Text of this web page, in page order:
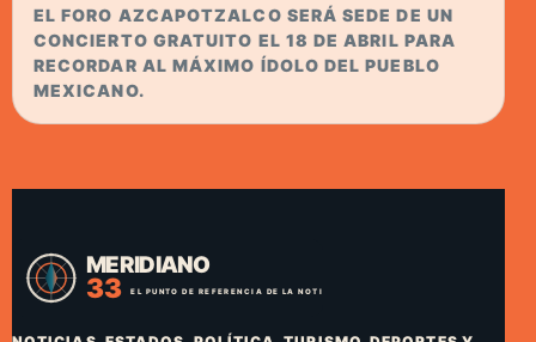
EL FORO AZCAPOTZALCO SERÁ SEDE DE UN
CONCIERTO GRATUITO EL 18 DE ABRIL PARA
RECORDAR AL MÁXIMO ÍDOLO DEL PUEBLO
MEXICANO.